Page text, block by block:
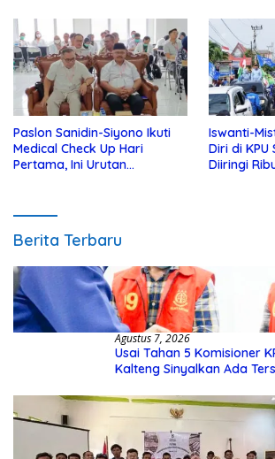
Paslon Sanidin-Siyono Ikuti
Medical Check Up Hari
Pertama, Ini Urutan
Iswanti-
Diri di
Diiringi
Berita Terbaru
Agustus 7, 2026
Usai Tahan 5 Komisioner
Kalteng Sinyalkan Ada